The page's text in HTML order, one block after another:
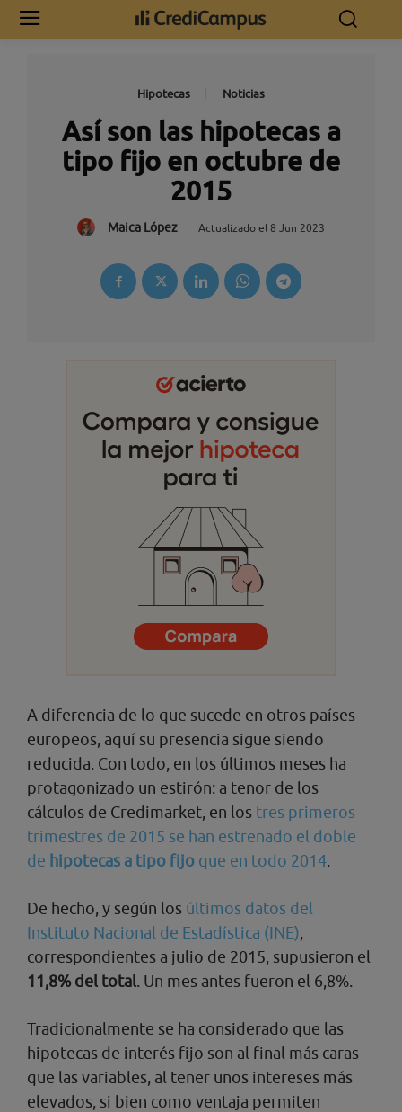
Hipotecas Noticias
Así son las hipotecas a
tipo fijo en octubre de
2015
Maica López Actualizado el 8 Jun 2023
A diferencia de lo que sucede en otros países
europeos, aquí su presencia sigue siendo
reducida. Con todo, en los últimos meses ha
protagonizado un estirón: a tenor de los
cálculos de Credimarket, en los tres primeros
trimestres de 2015 se han estrenado el doble
de hipotecas a tipo fijo que en todo 2014.
De hecho, y según los últimos datos del
Instituto Nacional de Estadística (INE),
correspondientes a julio de 2015, supusieron el
11,8% del total. Un mes antes fueron el 6,8%.
Tradicionalmente se ha considerado que las
hipotecas de interés fijo son al final más caras
que las variables, al tener unos intereses más
elevados, si bien como ventaja permiten